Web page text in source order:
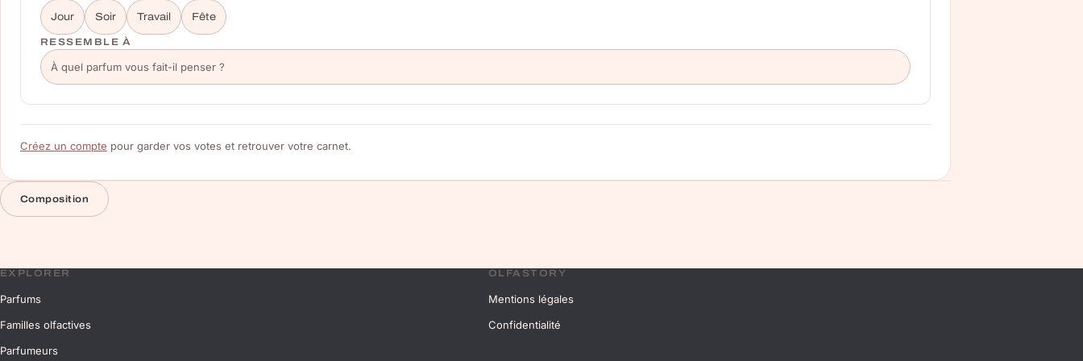
Jour Soir Travail Fête
RESSEMBLE À
Créez un compte pour garder vos votes et retrouver votre carnet.
Composition
EXPLORER
Parfums
Familles olfactives
Parfumeurs
OLFASTORY
Mentions légales
Confidentialité